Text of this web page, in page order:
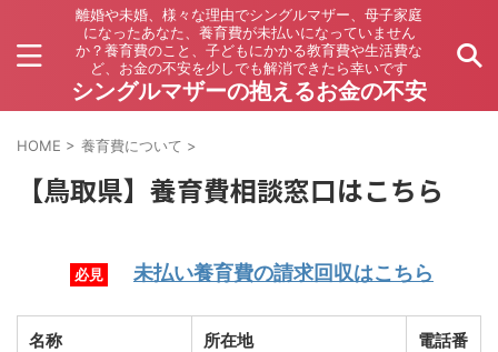
離婚や未婚、様々な理由でシングルマザー、母子家庭
になったあなた、養育費が未払いになっていません
か？養育費のこと、子どもにかかる教育費や生活費な
ど、お金の不安を少しでも解消できたら幸いです
シングルマザーの抱えるお金の不安
HOME > 養育費について >
【鳥取県】養育費相談窓口はこちら
必見 未払い養育費の請求回収はこちら
名称 所在地
電話番